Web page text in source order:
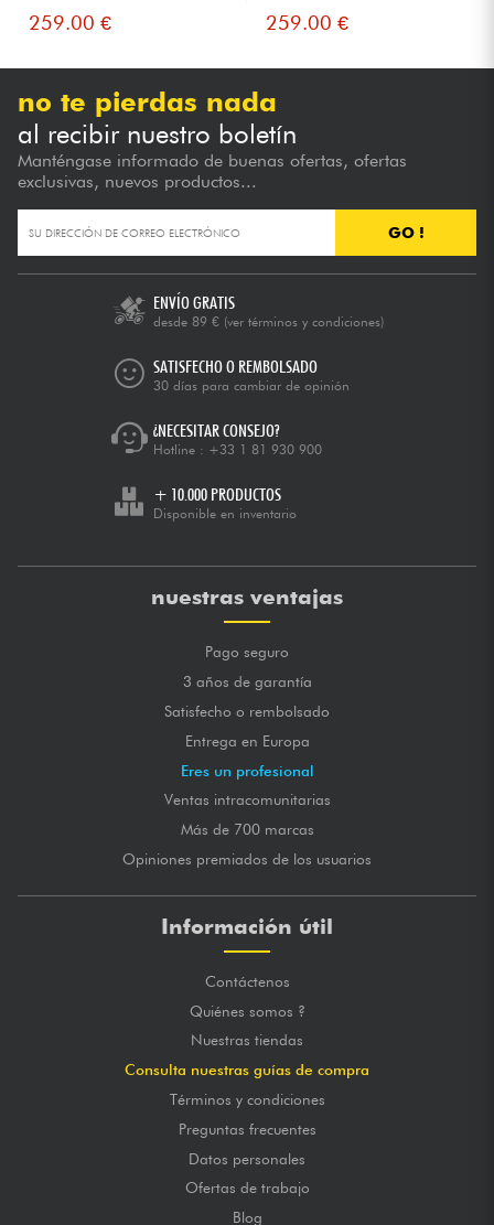
259.00 € 259.00 €
no te pierdas nada
al recibir nuestro boletín
Manténgase informado de buenas ofertas, ofertas
exclusivas, nuevos productos...
GO !
ENVÍO GRATIS
desde 89 € (ver términos y condiciones)
SATISFECHO O REMBOLSADO
30 días para cambiar de opinión
¿NECESITAR CONSEJO?
Hotline : +33 1 81 930 900
+ 10.000 PRODUCTOS
Disponible en inventario
nuestras ventajas
Pago seguro
3 años de garantía
Satisfecho o rembolsado
Entrega en Europa
Eres un profesional
Ventas intracomunitarias
Más de 700 marcas
Opiniones premiados de los usuarios
Información útil
Contáctenos
Quiénes somos ?
Nuestras tiendas
Consulta nuestras guías de compra
Términos y condiciones
Preguntas frecuentes
Datos personales
Ofertas de trabajo
Blog